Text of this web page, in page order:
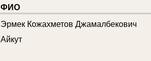
ФИО
Эрмек Кожахметов Джамалбекович
Айкут